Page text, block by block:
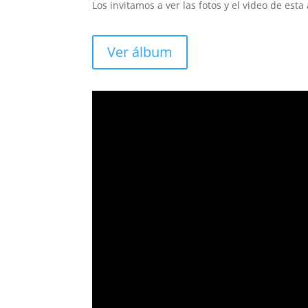
Los invitamos a ver las fotos y el video de
Ver álbum